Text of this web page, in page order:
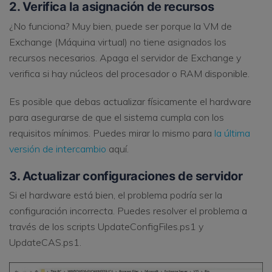
2. Verifica la asignación de recursos
¿No funciona? Muy bien, puede ser porque la VM de
Exchange (Máquina virtual) no tiene asignados los
recursos necesarios. Apaga el servidor de Exchange y
verifica si hay núcleos del procesador o RAM disponible.
Es posible que debas actualizar físicamente el hardware
para asegurarse de que el sistema cumpla con los
requisitos mínimos. Puedes mirar lo mismo para la última
versión de intercambio aquí.
3. Actualizar configuraciones de servidor
Si el hardware está bien, el problema podría ser la
configuración incorrecta. Puedes resolver el problema a
través de los scripts UpdateConfigFiles.ps1 y
UpdateCAS.ps1.